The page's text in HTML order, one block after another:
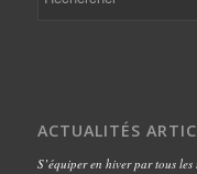
ACTUALITÉS
S’équiper en hiver par tous les